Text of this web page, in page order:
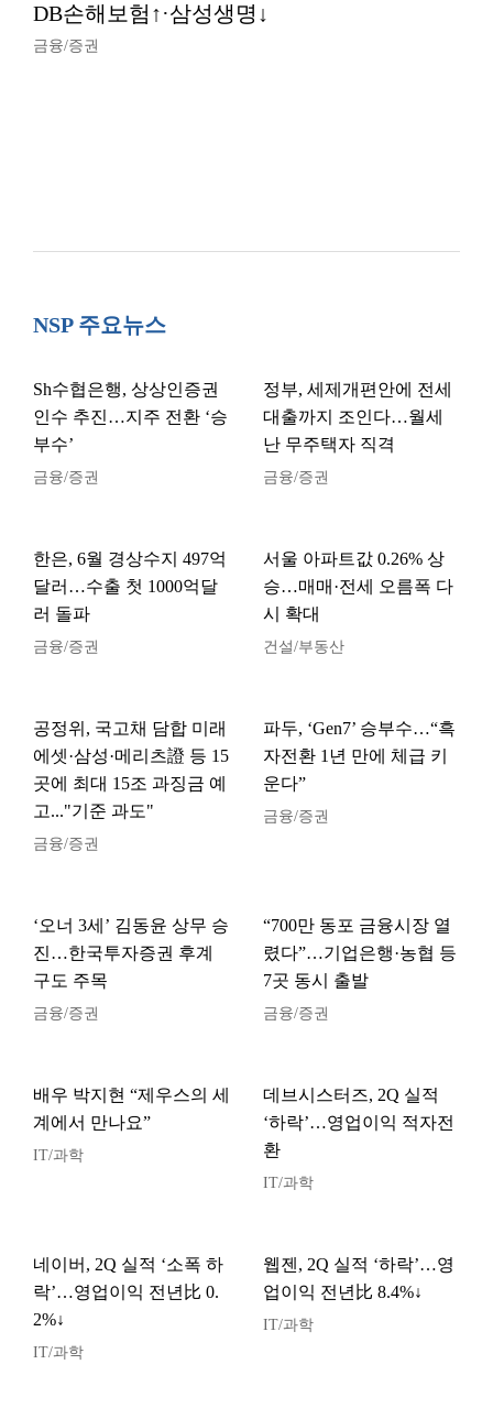
DB손해보험↑·삼성생명↓
금융/증권
NSP 주요뉴스
Sh수협은행, 상상인증권
인수 추진…지주 전환 ‘승
부수’
금융/증권
정부, 세제개편안에 전세
대출까지 조인다…월세
난 무주택자 직격
금융/증권
한은, 6월 경상수지 497억
달러…수출 첫 1000억달
러 돌파
금융/증권
서울 아파트값 0.26% 상
승…매매·전세 오름폭 다
시 확대
건설/부동산
공정위, 국고채 담합 미래
에셋·삼성·메리츠證 등 15
곳에 최대 15조 과징금 예
고..."기준 과도"
금융/증권
파두, ‘Gen7’ 승부수…“흑
자전환 1년 만에 체급 키
운다”
금융/증권
‘오너 3세’ 김동윤 상무 승
진…한국투자증권 후계
구도 주목
금융/증권
“700만 동포 금융시장 열
렸다”…기업은행·농협 등
7곳 동시 출발
금융/증권
배우 박지현 “제우스의 세
계에서 만나요”
IT/과학
데브시스터즈, 2Q 실적
‘하락’…영업이익 적자전
환
IT/과학
네이버, 2Q 실적 ‘소폭 하
락’…영업이익 전년比 0.
2%↓
IT/과학
웹젠, 2Q 실적 ‘하락’…영
업이익 전년比 8.4%↓
IT/과학